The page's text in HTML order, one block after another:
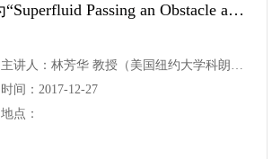
林芳华教授题为“Superfluid Passing an Obstacle and Vortex Nucleation”的报告
主讲人：林芳华 教授（美国纽约大学科朗研
究所）
时间：2017-12-27
地点：